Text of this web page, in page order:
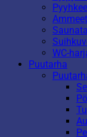
WC-
Puutarha